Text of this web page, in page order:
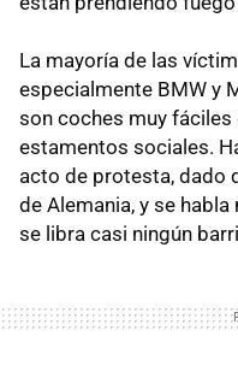
La mayoría de las
especialmente BMW y
son coches muy
estamentos sociales.
acto de protesta, dado
de Alemania, y se
se libra casi ningún